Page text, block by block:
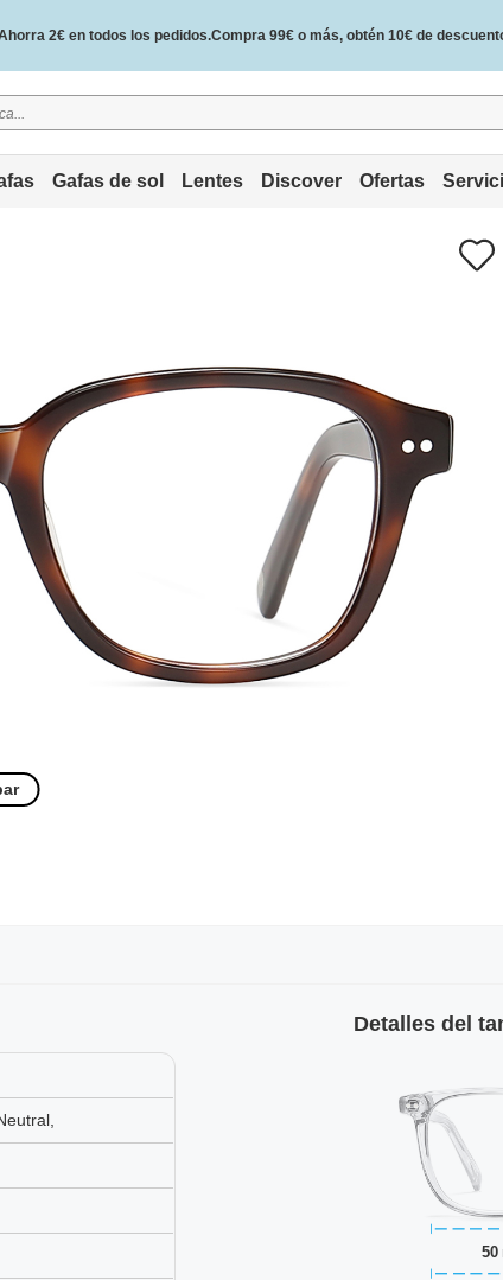
2€ en todos los pedidos.Compra 99€ o más, obtén 10€ de
años de garantía de calidad y 30 días de garantía de devolución del
Gafas de sol Lentes Discover Ofertas
Detalles del
50